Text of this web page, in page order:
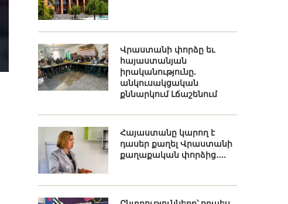
Վրաստանի փորձը եւ
հայաստանյան
իրականությունը.
անկուսակցական
քննարկում Լճաշենում
Հայաստանը կարող է
դասեր քաղել Վրաստանի
քաղաքական փորձից․...